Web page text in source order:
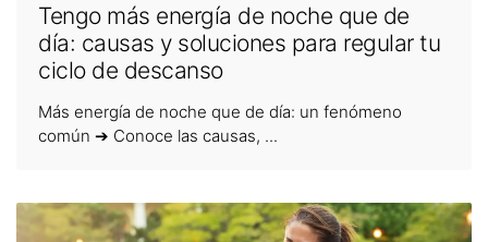
Tengo más energía de noche que de
día: causas y soluciones para regular tu
ciclo de descanso
Más energía de noche que de día: un fenómeno
común ➔ Conoce las causas, ...